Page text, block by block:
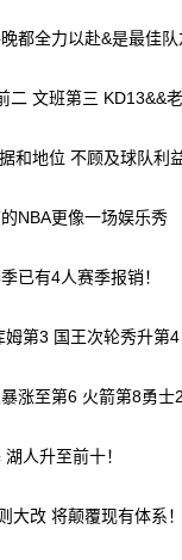
都全力以赴&是最佳队
二 文班第三 KD13&&
和地位 不顾及球队利
NBA更像一场娱乐秀
已有4人赛季报销！
第3 国王次轮秀升第4
涨至第6 火箭第8勇士
人升至前十！
大改 将颠覆现有体系！